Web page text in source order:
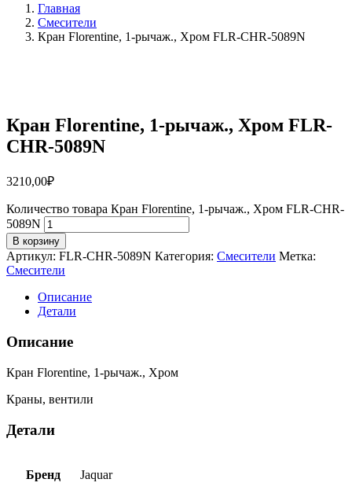
Главная
Смесители
Кран Florentine, 1-рычаж., Хром FLR-CHR-5089N
Кран Florentine, 1-рычаж., Хром FLR-
CHR-5089N
3210,00₽
Количество товара Кран Florentine, 1-рычаж., Хром FLR-CHR-
5089N
В корзину
Артикул: FLR-CHR-5089N Категория: Смесители Метка:
Смесители
Описание
Детали
Описание
Кран Florentine, 1-рычаж., Хром
Краны, вентили
Детали
Бренд Jaquar